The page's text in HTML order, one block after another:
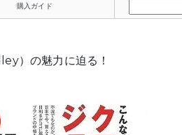
購入ガイド
）の魅力に迫る！